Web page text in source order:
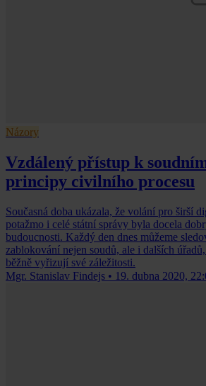
Názory
Vzdálený přístup k
principy civilního procesu
Současná doba ukázala, že volání pro širší
potažmo i celé státní správy byla docela
budoucnosti. Každý den dnes můžeme
zablokování nejen soudů, ale i dalších
běžně vyřizují své záležitosti.
Mgr. Stanislav Findejs • 19. dubna 2020,